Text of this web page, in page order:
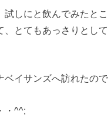
しにと飲んでみたと
とてもあっさりとし
イサンズへ訪れたの
・^^;